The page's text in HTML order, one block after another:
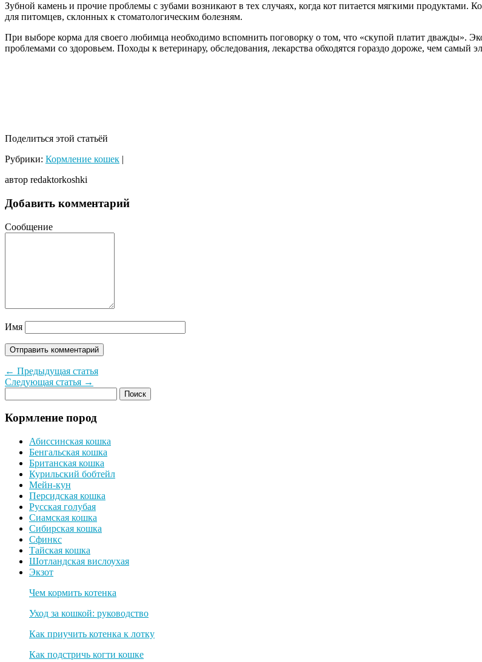
Зубной камень и прочие проблемы с зубами возникают в тех случаях, когда кот питается мягкими продуктами.
для питомцев, склонных к стоматологическим болезням.
При выборе корма для своего любимца необходимо вспомнить поговорку о том, что «скупой платит дважды».
проблемами со здоровьем. Походы к ветеринару, обследования, лекарства обходятся гораздо дороже, чем самый
Поделиться этой статьёй
Рубрики: Кормление кошек |
автор redaktorkoshki
Добавить комментарий
Сообщение
Имя
← Предыдущая статья
Следующая статья →
Кормление пород
Абиссинская кошка
Бенгальская кошка
Британская кошка
Курильский бобтейл
Мейн-кун
Персидская кошка
Русская голубая
Сиамская кошка
Сибирская кошка
Сфинкс
Тайская кошка
Шотландская вислоухая
Экзот
Чем кормить котенка
Уход за кошкой: руководство
Как приучить котенка к лотку
Как подстричь когти кошке